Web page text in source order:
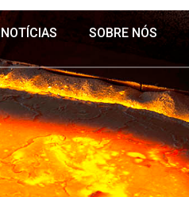
NOTÍCIAS SOBRE NÓS